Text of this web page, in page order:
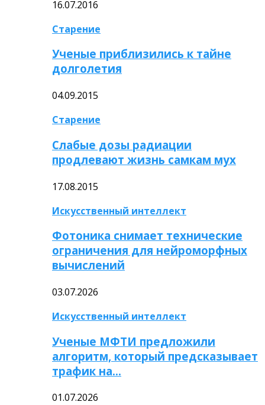
16.07.2016
Старение
Ученые приблизились к тайне
долголетия
04.09.2015
Старение
Слабые дозы радиации
продлевают жизнь самкам мух
17.08.2015
Искусственный интеллект
Фотоника снимает технические
ограничения для нейроморфных
вычислений
03.07.2026
Искусственный интеллект
Ученые МФТИ предложили
алгоритм, который предсказывает
трафик на…
01.07.2026